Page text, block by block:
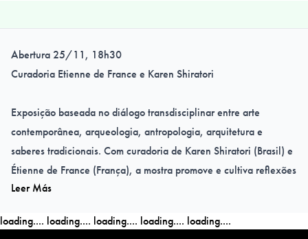
Abertura 25/11, 18h30
Curadoria Etienne de France e Karen Shiratori
Exposição baseada no diálogo transdisciplinar entre arte
contemporânea, arqueologia, antropologia, arquitetura e
saberes tradicionais. Com curadoria de Karen Shiratori (Brasil) e
Étienne de France (França), a mostra promove e cultiva reflexões
críticas sobre os múltiplos e dissonantes sentidos da agricultura,
humanos e plantas se relacionam. A partir de contra narrativas,
Leer Más
loading.... loading.... loading.... loading.... loading....